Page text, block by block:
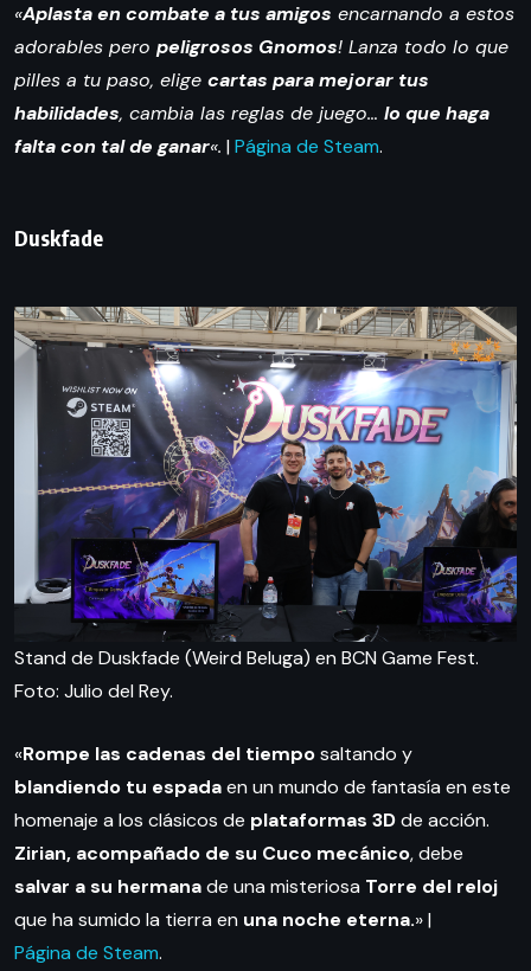
«Aplasta en combate a tus amigos encarnando a estos
adorables pero peligrosos Gnomos! Lanza todo lo que
pilles a tu paso, elige cartas para mejorar tus
habilidades, cambia las reglas de juego… lo que haga
falta con tal de ganar«. | Página de Steam.
Duskfade
Stand de Duskfade (Weird Beluga) en BCN Game Fest.
Foto: Julio del Rey.
«Rompe las cadenas del tiemposaltando y
blandiendo tu espadaen un mundo de fantasía en este
homenaje a los clásicos de plataformas 3Dde acción.
Zirian, acompañado de su Cuco mecánico, debe
salvar a su hermanade una misteriosa Torre del reloj
que ha sumido la tierra en una noche eterna.» |
Página de Steam.